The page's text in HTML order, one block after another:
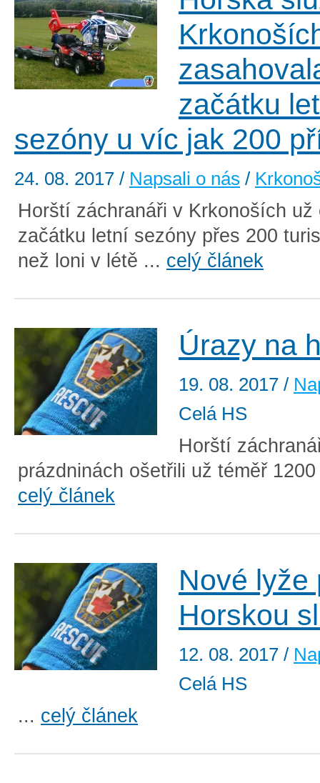
začátku
sezóny u víc jak 200
24. 08. 2017 / Napsali o nás /
Horští záchranáři v Krkonoších už
začátku letní sezóny přes 200
než loni v létě ... celý článek
Úrazy na
19. 08. 2017 /
Celá HS
Horští
prázdninách ošetřili už téměř
celý článek
Nové lyže
Horskou
12. 08. 2017 /
Celá HS
... celý článek